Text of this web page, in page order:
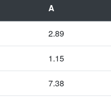
A
2.89
1.15
7.38